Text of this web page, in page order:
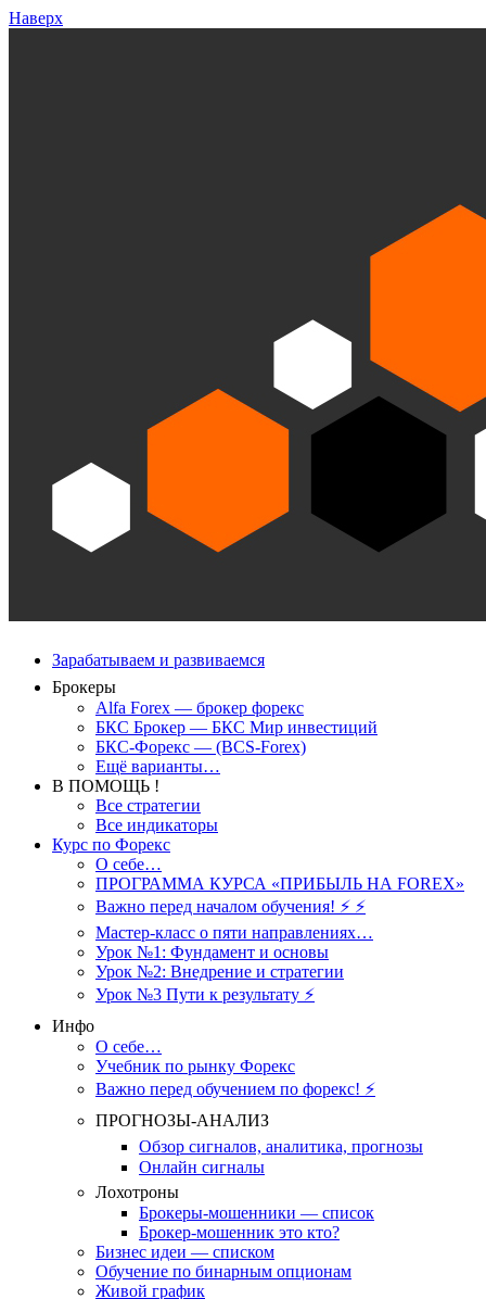
Наверх
Зарабатываем и развиваемся
Брокеры
Alfa Forex — брокер форекс
БКС Брокер — БКС Мир инвестиций
БКС-Форекс — (BCS-Forex)
Ещё варианты…
В ПОМОЩЬ !
Все стратегии
Все индикаторы
Курс по Форекс
О себе…
ПРОГРАММА КУРСА «ПРИБЫЛЬ НА FOREX»
Важно перед началом обучения! ⚡ ⚡
Мастер-класс о пяти направлениях…
Урок №1: Фундамент и основы
Урок №2: Внедрение и стратегии
Урок №3 Пути к результату ⚡️
Инфо
О себе…
Учебник по рынку Форекс
Важно перед обучением по форекс! ⚡
ПРОГНОЗЫ-АНАЛИЗ
Обзор сигналов, аналитика, прогнозы
Онлайн сигналы
Лохотроны
Брокеры-мошенники — список
Брокер-мошенник это кто?
Бизнес идеи — списком
Обучение по бинарным опционам
Живой график